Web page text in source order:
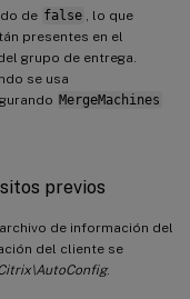
de false
, lo que
presentes en el
grupo de entrega.
se usa
MergeMachines
previos
archivo de información del
del cliente se
.